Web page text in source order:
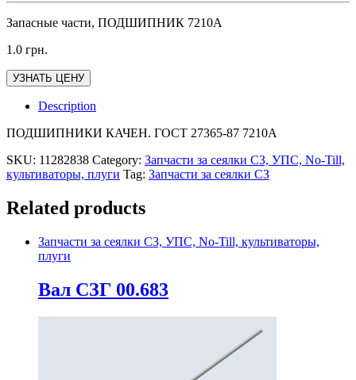
Запасные части, ПОДШИПНИК 7210А
1.0 грн.
УЗНАТЬ ЦЕНУ
Description
ПОДШИПНИКИ КАЧЕН. ГОСТ 27365-87 7210А
SKU: 11282838 Category: Запчасти за сеялки СЗ, УПС, No-Till,
культиваторы, плуги Tag: Запчасти за сеялки СЗ
Related products
Запчасти за сеялки СЗ, УПС, No-Till, культиваторы,
плуги
Вал СЗГ 00.683